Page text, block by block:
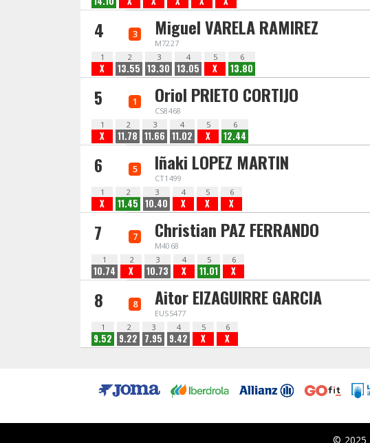
4 3 Miguel VARELA RAMIREZ
M7227
1
X
2
13.55
3
13.30
4
13.05
5
X
6
13.80
5 1 Oriol PRIETO CORTIJO
CS8468
1
X
2
11.78
3
11.66
4
11.02
5
X
6
12.44
6 5 Iñaki LOPEZ MARTIN
CT1499
1
X
2
11.45
3
10.40
4
X
5
X
6
X
7 7 Christian PAZ FERRANDO
M4068
1
10.74
2
X
3
10.73
4
X
5
11.01
6
X
8 8 Aitor EIZAGUIRRE GARCIA
EUSS477
1
9.52
2
9.22
3
7.95
4
9.42
5
X
6
X
© 2025